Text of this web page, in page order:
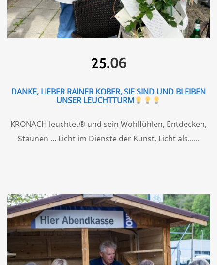
25.06
DANKE, LIEBER RAINER KOBER, SIE SIND UND BLEIBEN
UNSER LEUCHTTURM
KRONACH leuchtet® und sein Wohlfühlen, Entdecken,
Staunen … Licht im Dienste der Kunst, Licht als...